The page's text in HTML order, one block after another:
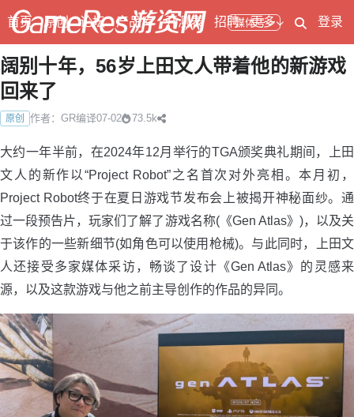
媒体号
首页 原创 论坛 产品库 开测表 招聘 更多 登录
阔别十年，56岁上田文人带着他的新游戏
回来了
原创 作者：GR编译07-02 73.5k
大约一年半前，在2024年12月举行的TGA颁奖典礼期间，上田
文人的新作以“Project Robot”之名首次对外亮相。本月初，
Project Robot终于在夏日游戏节发布会上被揭开神秘面纱。通
过一段预告片，玩家们了解了游戏名称(《Gen Atlas》)，以及关
于该作的一些新细节(如角色可以使用枪械)。与此同时，上田文
人还接受多家媒体采访，畅谈了设计《Gen Atlas》的灵感来
源，以及这款游戏与他之前主导创作的作品的异同。